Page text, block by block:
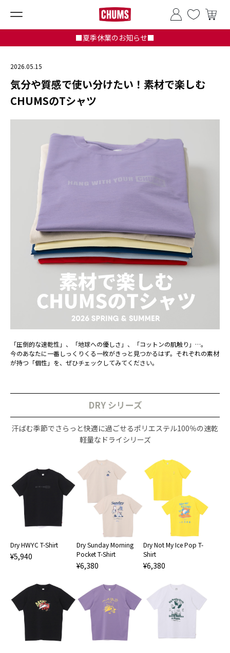
■夏季休業のお知らせ■
2026.05.15
気分や質感で使い分けたい！素材で楽しむ
CHUMSのTシャツ
「圧倒的な速乾性」、「地球への優しさ」、「コットンの肌触り」…。
今のあなたに一番しっくりくる一枚がきっと見つかるはず。それぞれの素材
が持つ「個性」を、ぜひチェックしてみてください。
DRY シリーズ
汗ばむ季節でさらっと快適に過ごせるポリエステル100％の速乾
軽量なドライシリーズ
Dry HWYC T-Shirt
¥5,940
Dry Sunday Morning
Pocket T-Shirt
¥6,380
Dry Not My Ice Pop T-
Shirt
¥6,380